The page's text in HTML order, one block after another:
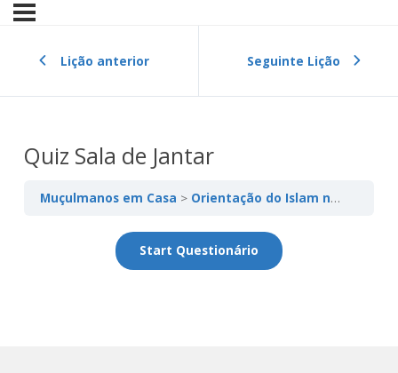
Lição anterior Seguinte Lição
Quiz Sala de Jantar
Muçulmanos em Casa Orientação do Islam na sala de jantar